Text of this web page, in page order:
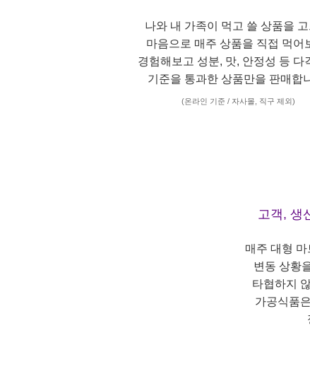
나와 내 가족이 먹고 쓸 상품을
마음으로 매주 상품을 직접 먹어
경험해보고 성분, 맛, 안정성 등 다
기준을 통과한 상품만을 판매합
(온라인 기준 / 자사몰, 직구 제외)
고객, 생
매주 대형
변동 상황
타협하지
가공식품